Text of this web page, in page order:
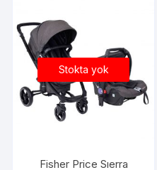
Stokta yok
Fisher Price Sıerra